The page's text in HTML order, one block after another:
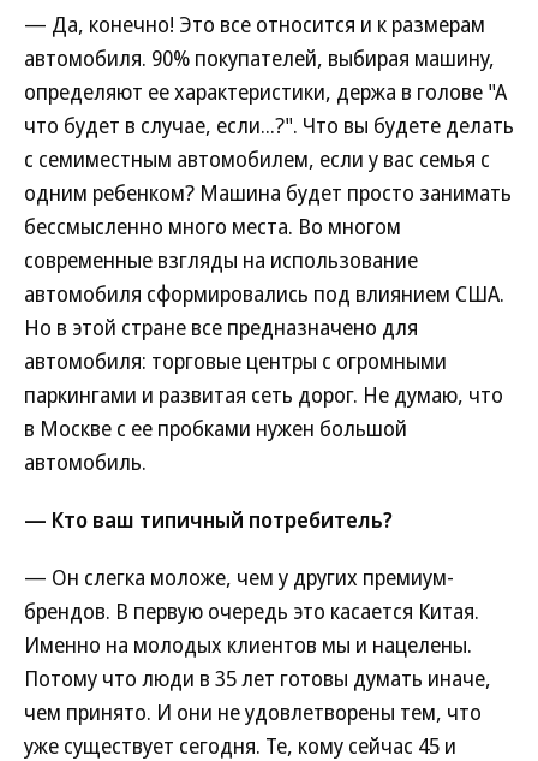
— Да, конечно! Это все относится и к размерам
автомобиля. 90% покупателей, выбирая машину,
определяют ее характеристики, держа в голове "А
что будет в случае, если...?". Что вы будете делать
с семиместным автомобилем, если у вас семья с
одним ребенком? Машина будет просто занимать
бессмысленно много места. Во многом
современные взгляды на использование
автомобиля сформировались под влиянием США.
Но в этой стране все предназначено для
автомобиля: торговые центры с огромными
паркингами и развитая сеть дорог. Не думаю, что
в Москве с ее пробками нужен большой
автомобиль.
— Кто ваш типичный потребитель?
— Он слегка моложе, чем у других премиум-
брендов. В первую очередь это касается Китая.
Именно на молодых клиентов мы и нацелены.
Потому что люди в 35 лет готовы думать иначе,
чем принято. И они не удовлетворены тем, что
уже существует сегодня. Те, кому сейчас 45 и